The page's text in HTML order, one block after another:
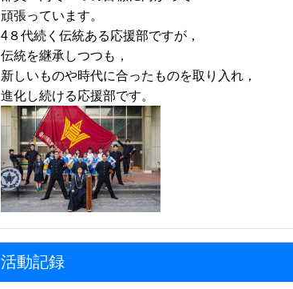
頑張っています。
4８代続く伝統ある応援部ですが，
伝統を継承しつつも，
新しいものや時代に合ったものを取り入れ，
進化し続ける応援部です。
活動記録